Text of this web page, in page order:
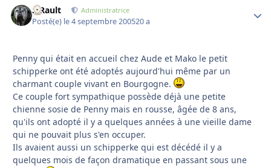
S.Rault Administratrice
Posté(e) le 4 septembre 200520 a
Penny qui était en accueil chez Aude et Mako le petit
schipperke ont été adoptés aujourd'hui même par un
charmant couple vivant en Bourgogne.
Ce couple fort sympathique possède déjà une petite
chienne sosie de Penny mais en rousse, âgée de 8 ans,
qu'ils ont adopté il y a quelques années à une vieille dame
qui ne pouvait plus s'en occuper.
Ils avaient aussi un schipperke qui est décédé il y a
quelques mois de façon dramatique en passant sous une